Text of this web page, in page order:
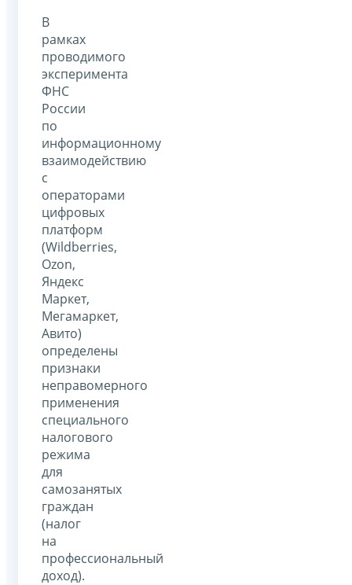
В
рамках
проводимого
эксперимента
ФНС
России
по
информационному
взаимодействию
с
операторами
цифровых
платформ
(Wildberries,
Оzon,
Яндекс
Маркет,
Мегамаркет,
Авито)
определены
признаки
неправомерного
применения
специального
налогового
режима
для
самозанятых
граждан
(налог
на
профессиональный
доход).